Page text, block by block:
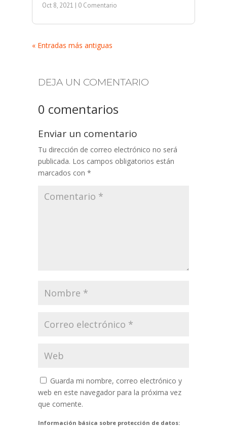
Oct 8, 2021 | 0 Comentario
« Entradas más antiguas
DEJA UN COMENTARIO
0 comentarios
Enviar un comentario
Tu dirección de correo electrónico no será
publicada. Los campos obligatorios están
marcados con *
Guarda mi nombre, correo electrónico y
web en este navegador para la próxima vez
que comente.
Información básica sobre protección de datos: